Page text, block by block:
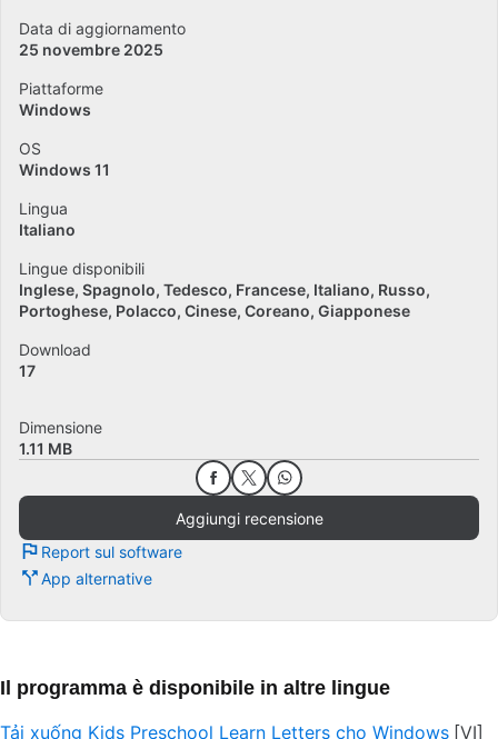
Data di aggiornamento
25 novembre 2025
Piattaforme
Windows
OS
Windows 11
Lingua
Italiano
Lingue disponibili
Inglese Spagnolo Tedesco Francese Italiano Russo
Portoghese Polacco Cinese Coreano Giapponese
Download
17
Dimensione
1.11 MB
Aggiungi recensione
Report sul software
App alternative
Il programma è disponibile in altre lingue
Tải xuống Kids Preschool Learn Letters cho Windows